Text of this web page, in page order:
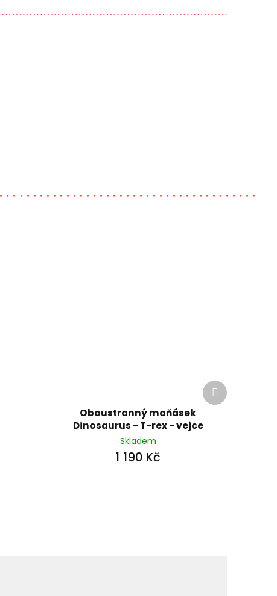
Oboustranný maňásek
Dinosaurus - T-rex - vejce
Skladem
1 190 Kč
Další
produkt